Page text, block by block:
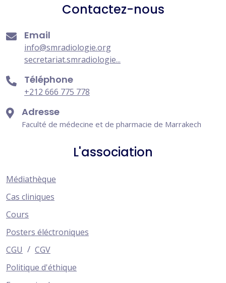
Contactez-nous
Email
info@smradiologie.org
secretariat.smradiologie...
Téléphone
+212 666 775 778
Adresse
Faculté de médecine et de pharmacie de Marrakech
L'association
Médiathèque
Cas cliniques
Cours
Posters éléctroniques
CGU / CGV
Politique d'éthique